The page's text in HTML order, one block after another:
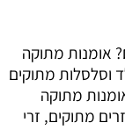
אומנות מתוקה
וסלסלות מתוקים
מתוקה
מתוקים, זרי